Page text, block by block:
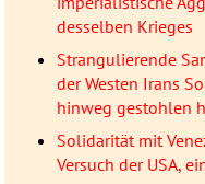
desselben Krieges
Strangulierende
der Westen Irans
hinweg gestohlen
Solidarität mit
Versuch der USA,